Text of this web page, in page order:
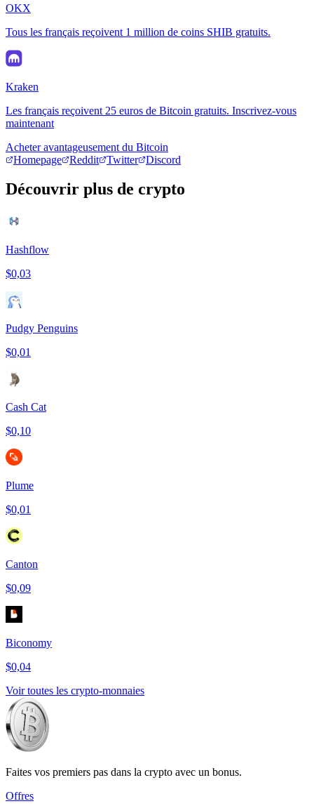
OKX
Tous les français reçoivent 1 million de coins SHIB gratuits.
Kraken
Les français reçoivent 25 euros de Bitcoin gratuits. Inscrivez-vous
maintenant
Acheter avantageusement du Bitcoin
Homepage
Reddit Twitter Discord
Découvrir plus de crypto
Hashflow
$0,03
Pudgy Penguins
$0,01
Cash Cat
$0,10
Plume
$0,01
Canton
$0,09
Biconomy
$0,04
Voir toutes les crypto-monnaies
Faites vos premiers pas dans la crypto avec un bonus.
Offres